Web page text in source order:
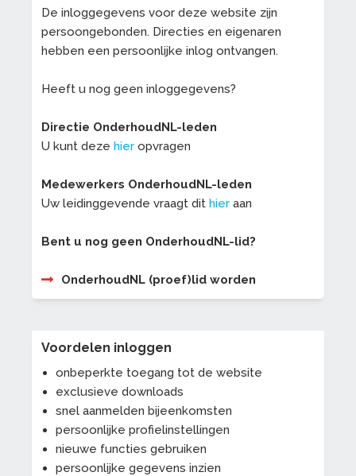
De inloggegevens voor deze website zijn
persoongebonden. Directies en eigenaren
hebben een persoonlijke inlog ontvangen.
Heeft u nog geen inloggegevens?
Directie OnderhoudNL-leden
U kunt deze hier opvragen
Medewerkers OnderhoudNL-leden
Uw leidinggevende vraagt dit hier aan
Bent u nog geen OnderhoudNL-lid?
OnderhoudNL (proef)lid worden
Voordelen inloggen
onbeperkte toegang tot de website
exclusieve downloads
snel aanmelden bijeenkomsten
persoonlijke profielinstellingen
nieuwe functies gebruiken
persoonlijke gegevens inzien